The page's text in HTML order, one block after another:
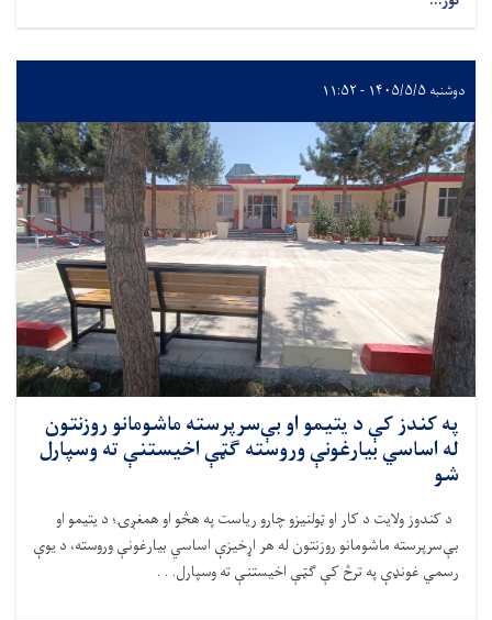
دوشنبه ۱۴۰۵/۵/۵ - ۱۱:۵۲
په کندز کې د یتیمو او بې‌سرپرسته ماشومانو روزنتون
له اساسي بیارغونې وروسته ګټې اخیستنې ته وسپارل
شو
د کندوز ولایت د کار او ټولنیزو چارو ریاست په هڅو او همغږۍ؛ د یتیمو او
بې‌سرپرسته ماشومانو روزنتون له هراړخیزې اساسي بیارغونې وروسته، د یوې
رسمي غونډې په ترڅ کې ګټې اخیستنې ته وسپارل. . .